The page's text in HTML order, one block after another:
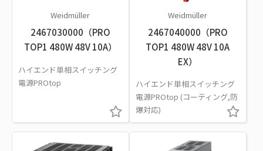
Weidmüller
2467030000（PRO
TOP1 480W 48V 10A）
ハイエンド単相スイッチング
電源PROtop
Weidmüller
2467040000（PRO
TOP1 480W 48V 10A
EX）
ハイエンド単相スイッチング
電源PROtop (コーティング,防
爆対応)